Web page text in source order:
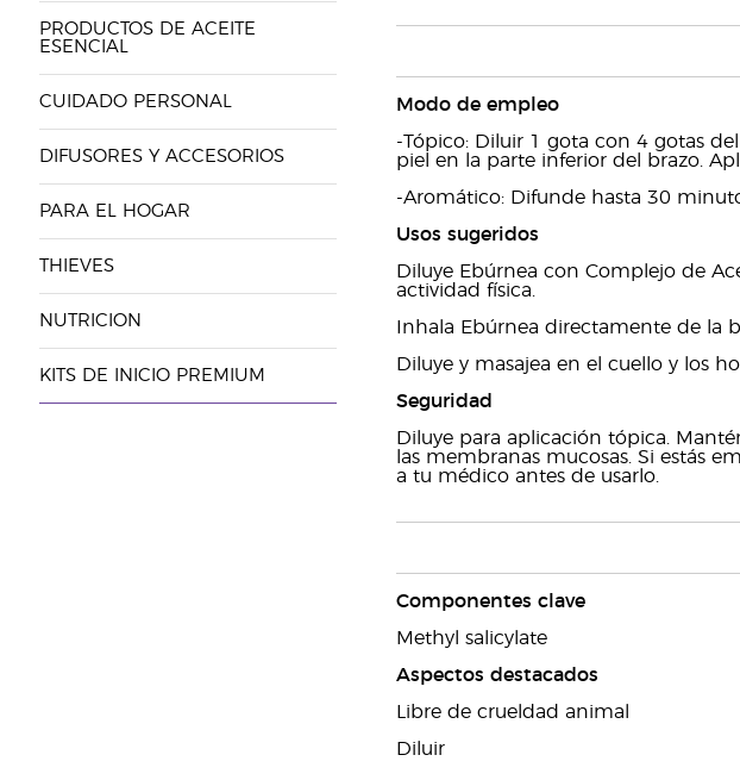
PRODUCTOS DE ACEITE
ESENCIAL
CUIDADO PERSONAL
DIFUSORES Y ACCESORIOS
PARA EL HOGAR
THIEVES
NUTRICION
KITS DE INICIO PREMIUM
Modo de empleo
-Tópico: Diluir 1 gota con 4 gotas
piel en la parte inferior del brazo.
-Aromático: Difunde hasta 30
Usos sugeridos
Diluye Ebúrnea con Complejo de
actividad física.
Inhala Ebúrnea directamente de la
Diluye y masajea en el cuello y los
Seguridad
Diluye para aplicación tópica.
las membranas mucosas. Si estás
a tu médico antes de usarlo.
Componentes clave
Methyl salicylate
Aspectos destacados
Libre de crueldad animal
Diluir